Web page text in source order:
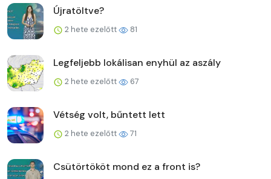
Újratöltve?
2 hete ezelőtt 81
Legfeljebb lokálisan enyhül az aszály
2 hete ezelőtt 67
Vétség volt, bűntett lett
2 hete ezelőtt 71
Csütörtököt mond ez a front is?